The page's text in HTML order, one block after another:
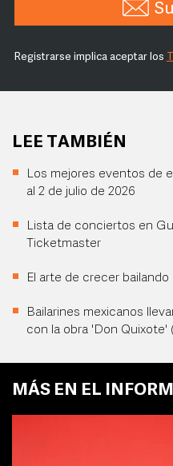
Registrarse implica aceptar los
LEE TAMBIÉN
Los mejores eventos de
al 2 de julio de 2026
Lista de conciertos en
Ticketmaster
El arte de crecer bailando
Bailarines mexicanos
con la obra 'Don Quixote'
MÁS EN EL